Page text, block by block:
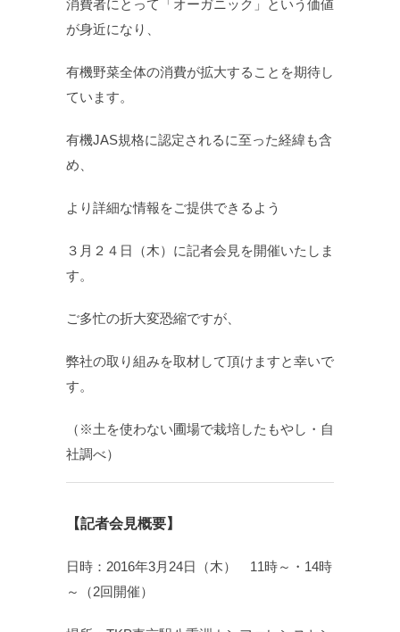
消費者にとって「オーガニック」という価値
が身近になり、
有機野菜全体の消費が拡大することを期待し
ています。
有機JAS規格に認定されるに至った経緯も含
め、
より詳細な情報をご提供できるよう
３月２４日（木）に記者会見を開催いたしま
す。
ご多忙の折大変恐縮ですが、
弊社の取り組みを取材して頂けますと幸いで
す。
（※土を使わない圃場で栽培したもやし・自
社調べ）
【記者会見概要】
日時：2016年3月24日（木） 11時～・14時
～（2回開催）